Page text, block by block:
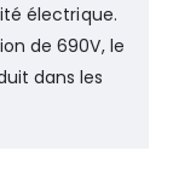
électrique.
de 690V, le
dans les